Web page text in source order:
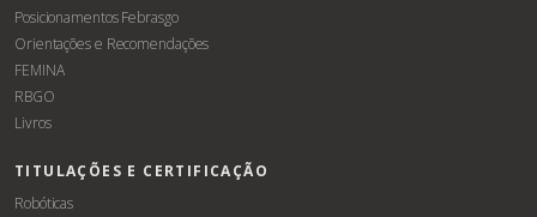
Posicionamentos Febrasgo
Orientações e Recomendações
FEMINA
RBGO
Livros
TITULAÇÕES E CERTIFICAÇÃO
Robóticas